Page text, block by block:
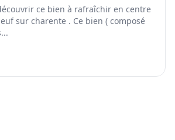
découvrir ce bien à rafraîchir en centre
sur charente . Ce bien ( composé